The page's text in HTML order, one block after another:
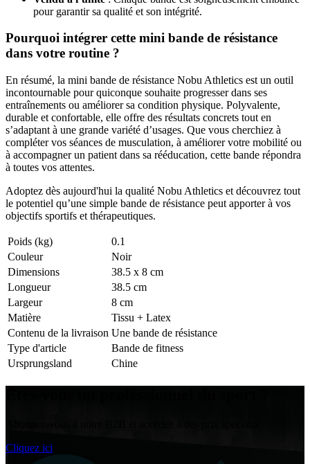
pour garantir sa qualité et son intégrité.
Pourquoi intégrer cette mini bande de résistance
dans votre routine ?
En résumé, la mini bande de résistance Nobu Athletics est un outil
incontournable pour quiconque souhaite progresser dans ses
entraînements ou améliorer sa condition physique. Polyvalente,
durable et confortable, elle offre des résultats concrets tout en
s’adaptant à une grande variété d’usages. Que vous cherchiez à
compléter vos séances de musculation, à améliorer votre mobilité ou
à accompagner un patient dans sa rééducation, cette bande répondra
à toutes vos attentes.
Adoptez dès aujourd'hui la qualité Nobu Athletics et découvrez tout
le potentiel qu’une simple bande de résistance peut apporter à vos
objectifs sportifs et thérapeutiques.
Poids (kg)
0.1
Couleur
Noir
Dimensions
38.5 x 8 cm
Longueur
38.5 cm
Largeur
8 cm
Matière
Tissu + Latex
Contenu de la livraison Une bande de résistance
Type d'article
Bande de fitness
Ursprungsland
Chine
Cliquez ici